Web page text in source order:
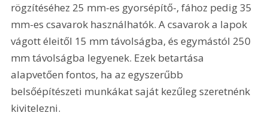
rögzítéséhez 25 mm-es gyorsépítő-, fához pedig 35
mm-es csavarok használhatók. A csavarok a lapok
vágott éleitől 15 mm távolságba, és egymástól 250
mm távolságba legyenek. Ezek betartása
alapvetően fontos, ha az egyszerűbb
belsőépítészeti munkákat saját kezűleg szeretnénk
kivitelezni.